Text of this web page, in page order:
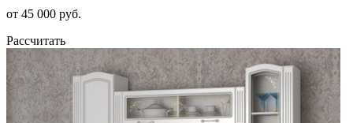
от 45 000 руб.
Рассчитать